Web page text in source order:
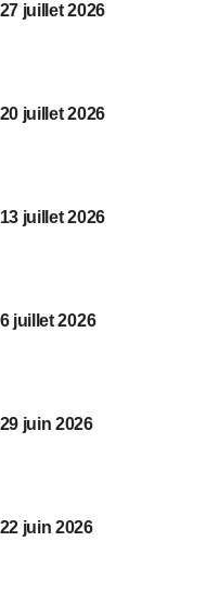
juillet 2026
juillet 2026
juillet 2026
juillet 2026
juin 2026
juin 2026